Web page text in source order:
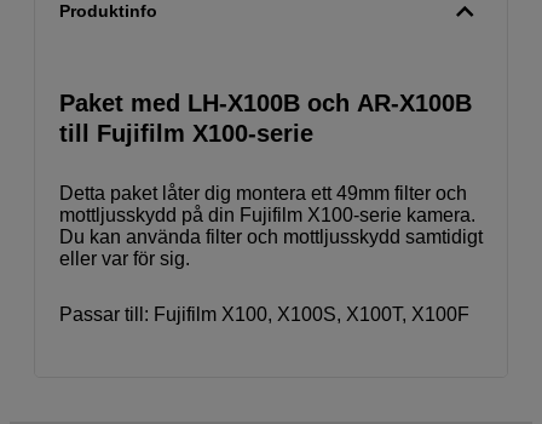
Produktinfo
Paket med LH-X100B och AR-X100B
till Fujifilm X100-serie
Detta paket låter dig montera ett 49mm filter och
mottljusskydd på din Fujifilm X100-serie kamera.
Du kan använda filter och mottljusskydd samtidigt
eller var för sig.
Passar till: Fujifilm X100, X100S, X100T, X100F